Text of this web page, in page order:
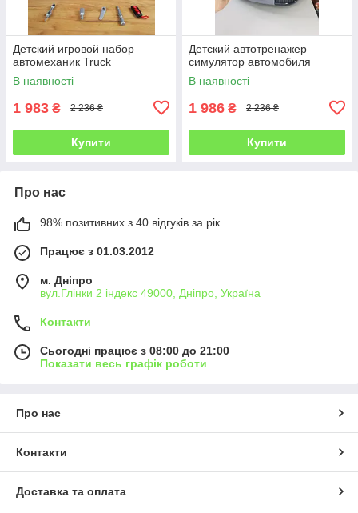
Детский игровой набор
автомеханик Truck
В наявності
1 983 ₴ 2 236 ₴
Купити
Детский автотренажер
симулятор автомобиля
В наявності
1 986 ₴ 2 236 ₴
Купити
Про нас
98% позитивних з 40 відгуків за рік
Працює з 01.03.2012
м. Дніпро
вул.Глінки 2 індекс 49000, Дніпро, Україна
Контакти
Сьогодні працює з 08:00 до 21:00
Показати весь графік роботи
Про нас
Контакти
Доставка та оплата